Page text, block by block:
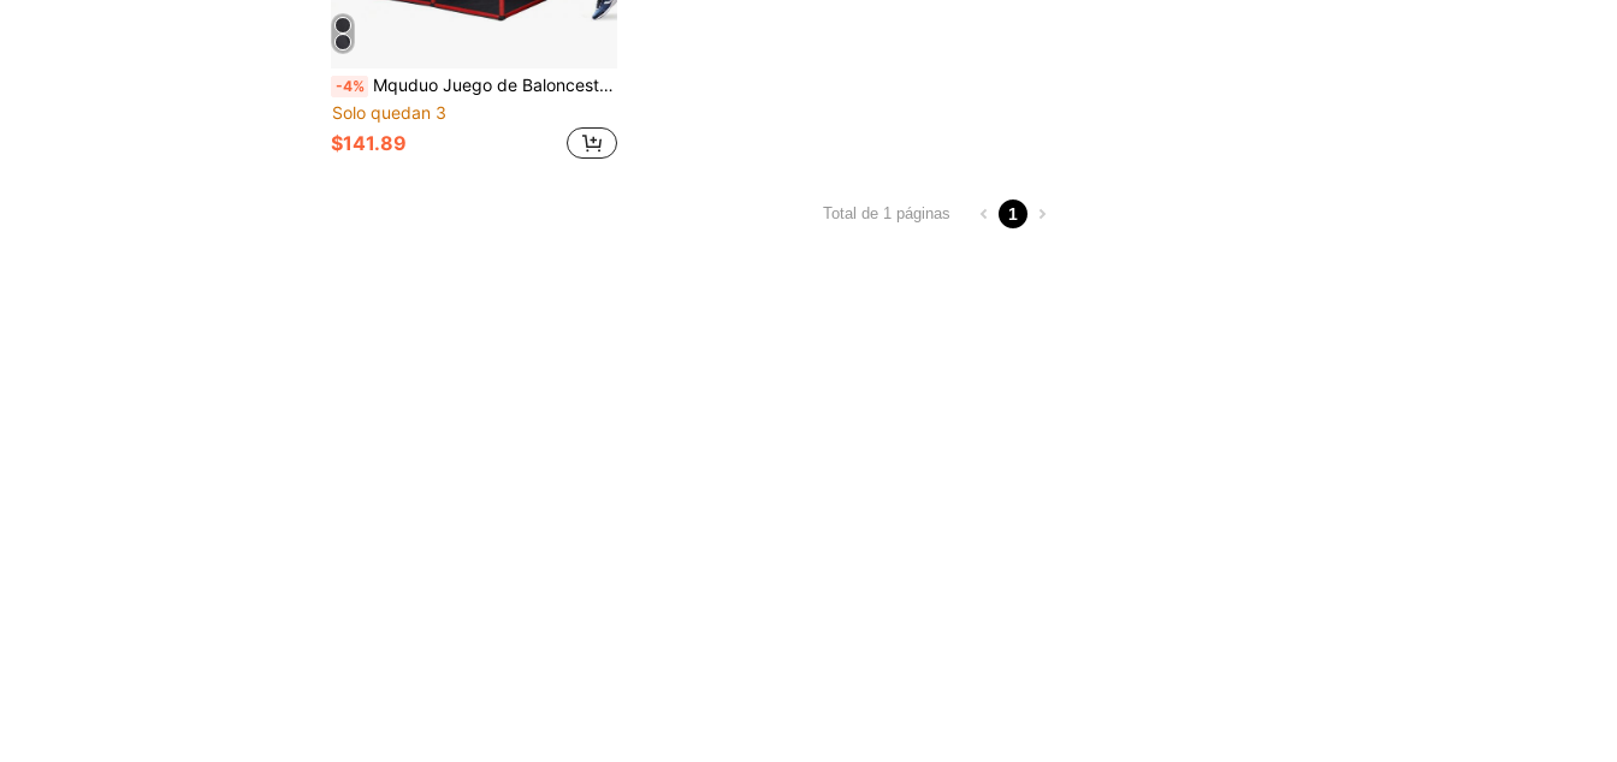
-4% Mquduo Juego de Baloncesto Arcade para Interiores y Exteriores, Aro de Baloncesto para Niños con 2 Pelotas & Bomba, Juego de Baloncesto de Tiro en Casa, Juegos de Carnaval Juguetes Deportivos para Niños Niñas Adolescentes
Solo quedan 3
$141.89
Total de 1 páginas 1